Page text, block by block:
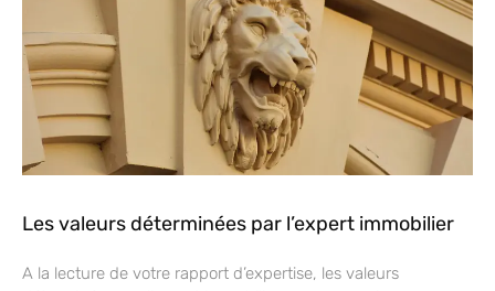
Les valeurs déterminées par l’expert immobilier
A la lecture de votre rapport d’expertise, les valeurs